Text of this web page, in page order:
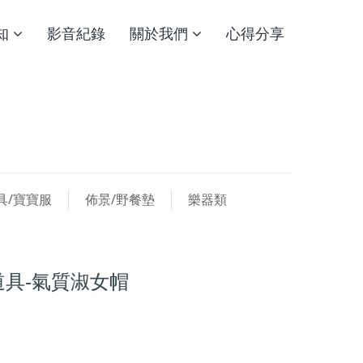
影音紀錄 關於我們 心得分享
/寶寶服 佈景/野餐墊
樂器類
-氣質淑女帽